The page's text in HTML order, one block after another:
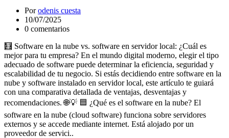
Porodenis cuesta
10/07/2025
0 comentarios
🧮 Software en la nube vs. software en servidor local: ¿Cuál es
mejor para tu empresa? En el mundo digital moderno, elegir el tipo
adecuado de software puede determinar la eficiencia, seguridad y
escalabilidad de tu negocio. Si estás decidiendo entre software en la
nube y software instalado en servidor local, este artículo te guiará
con una comparativa detallada de ventajas, desventajas y
recomendaciones. 🌐💡 🟦 ¿Qué es el software en la nube? El
software en la nube (cloud software) funciona sobre servidores
externos y se accede mediante internet. Está alojado por un
proveedor de servici..